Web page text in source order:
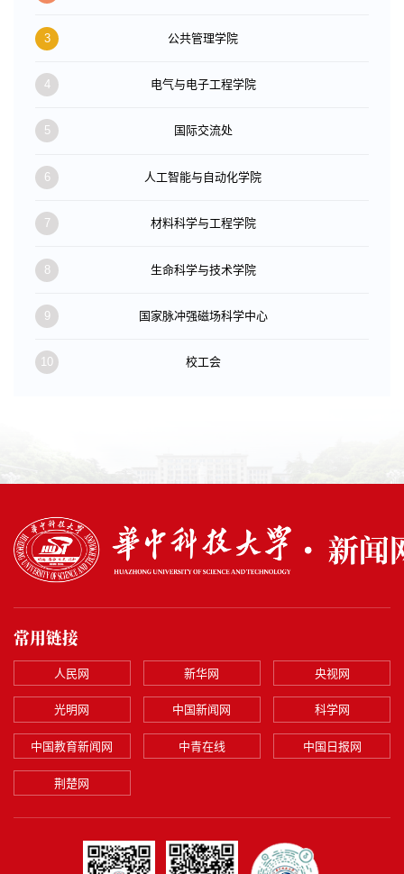
3 公共管理学院
4 电气与电子工程学院
5 国际交流处
6 人工智能与自动化学院
7 材料科学与工程学院
8 生命科学与技术学院
9 国家脉冲强磁场科学中心
10 校工会
常用链接
人民网 新华网 央视网
光明网 中国新闻网 科学网
中国教育新闻网 中青在线 中国日报网
荆楚网